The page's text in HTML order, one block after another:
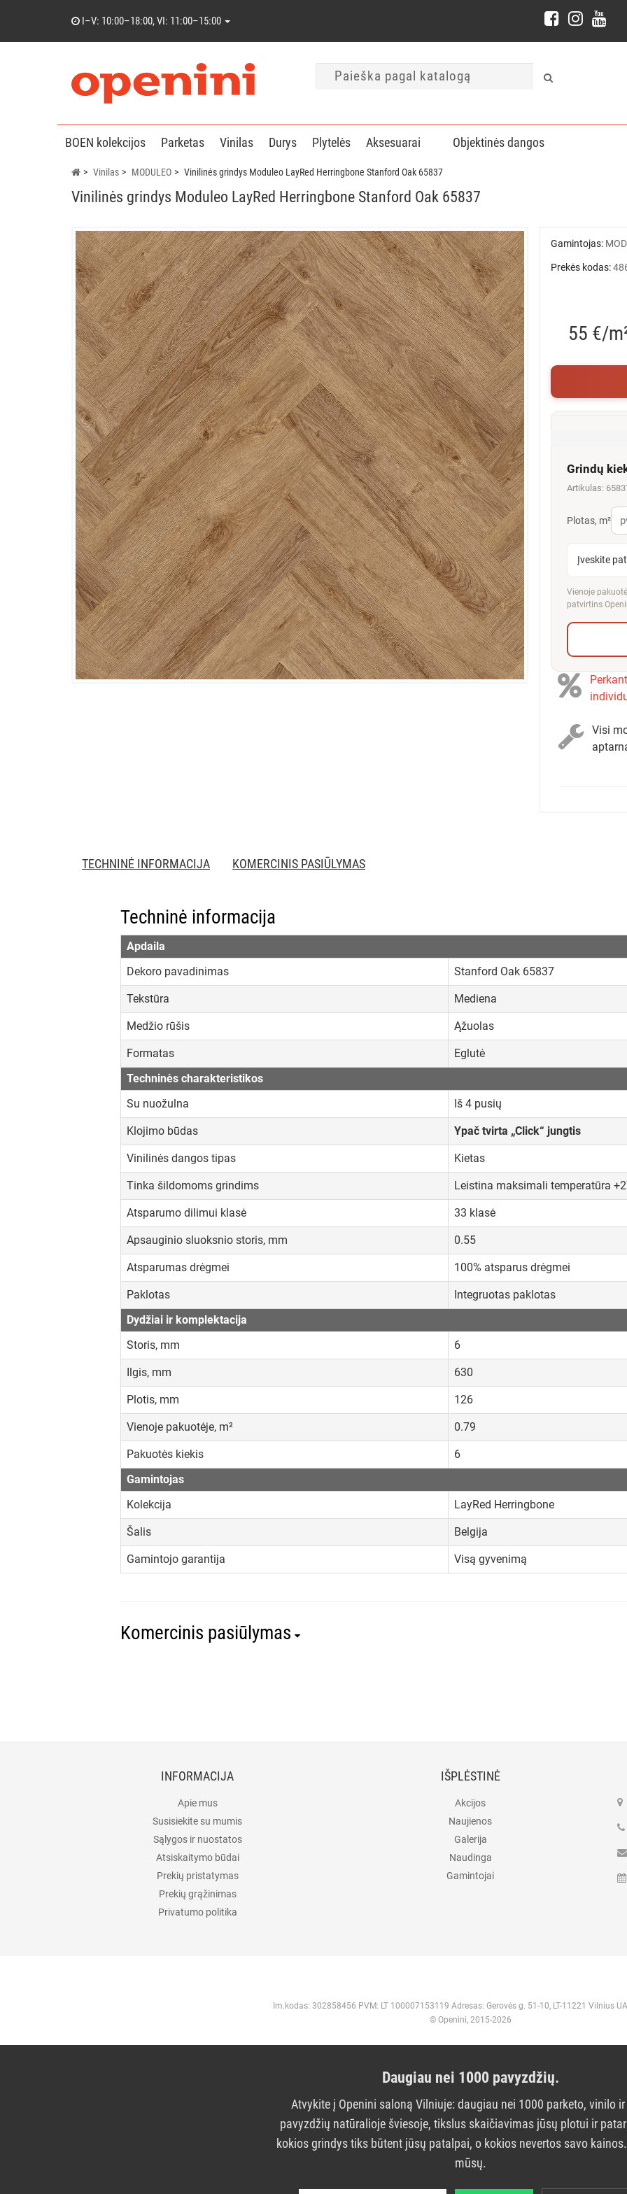
I–V: 10:00–18:00, VI: 11:00–15:00
BOEN kolekcijos Parketas Vinilas Durys Plytelės Aksesuarai Objektinės dangos
Vinilas MODULEO Vinilinės grindys Moduleo LayRed Herringbone Stanford Oak 65837
Vinilinės grindys Moduleo LayRed Herringbone Stanford Oak 65837
Gamintojas:
Prekės kodas:
55 €/
Grindų
Artikulas:
Plotas, m²
Įveskite
Vienoje
patvirtins
Visi
TECHNINĖ INFORMACIJA KOMERCINIS PASIŪLYMAS
Techninė informacija
Apdaila
Dekoro pavadinimas
Stanford Oak 65837
Tekstūra Mediena
Medžio rūšis Ąžuolas
Formatas
Eglutė
Techninės charakteristikos
Su nuožulna
Iš 4 pusių
Klojimo būdas Ypač tvirta „Click“ jungtis
Vinilinės dangos tipas Kietas
Tinka šildomoms grindims Leistina maksimali temperatūra
Atsparumo dilimui klasė 33 klasė
Apsauginio sluoksnio storis, mm 0.55
Atsparumas drėgmei 100% atsparus drėgmei
Paklotas
Integruotas paklotas
Dydžiai ir komplektacija
Storis, mm
6
Ilgis, mm 630
Plotis, mm 126
Vienoje pakuotėje, m² 0.79
Pakuotės kiekis
6
Gamintojas
Kolekcija
LayRed Herringbone
Šalis Belgija
Gamintojo garantija Visą gyvenimą
Komercinis pasiūlymas
INFORMACIJA
Apie mus
Susisiekite su mumis
Sąlygos ir nuostatos
Atsiskaitymo būdai
Prekių pristatymas
Prekių grąžinimas
Privatumo politika
IŠPLĖSTINĖ
Akcijos
Naujienos
Galerija
Naudinga
Gamintojai
Im.kodas: 302858456 PVM: LT 100007153119 Adresas: Gerovės g. 51-10, LT-11221 Vilnius
© Openini, 2015-2026
Daugiau nei 1000 pavyzdžių.
Atvykite į Openini saloną Vilniuje: daugiau nei 1000 parketo, vinilo
pavyzdžių natūralioje šviesoje, tikslus skaičiavimas jūsų plotui ir
kokios grindys tiks būtent jūsų patalpai, o kokios nevertos savo
mūsų.